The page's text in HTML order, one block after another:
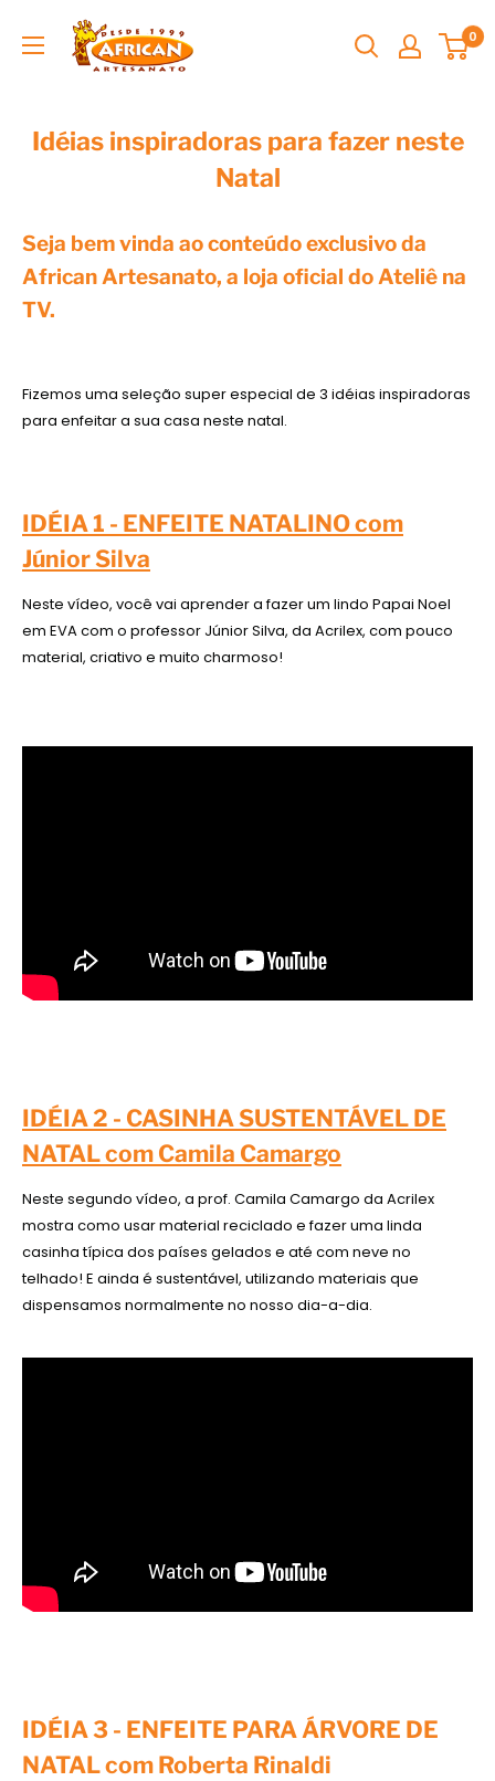
0
Idéias inspiradoras para fazer neste
Natal
Seja bem vinda ao conteúdo exclusivo da
African Artesanato, a loja oficial do Ateliê na
TV.
Fizemos uma seleção super especial de 3 idéias inspiradoras
para enfeitar a sua casa neste natal.
IDÉIA 1 - ENFEITE NATALINO com
Júnior Silva
Neste vídeo, você vai aprender a fazer um lindo Papai Noel
em EVA com o professor Júnior Silva, da Acrilex, com pouco
material, criativo e muito charmoso!
IDÉIA 2 - CASINHA SUSTENTÁVEL DE
NATAL com Camila Camargo
Neste segundo vídeo, a prof. Camila Camargo da Acrilex
mostra como usar material reciclado e fazer uma linda
casinha típica dos países gelados e até com neve no
telhado! E ainda é sustentável, utilizando materiais que
dispensamos normalmente no nosso dia-a-dia.
IDÉIA 3 - ENFEITE PARA ÁRVORE DE
NATAL com Roberta Rinaldi